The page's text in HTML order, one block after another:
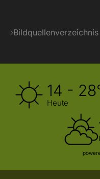
Bildquellenverzeichnis
14 -
Heute